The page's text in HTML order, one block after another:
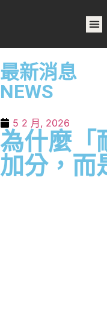
最新消息
NEWS
5 2 月, 2026
為什麼「
加分，而